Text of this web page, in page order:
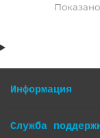
Показано
Информация
Служба